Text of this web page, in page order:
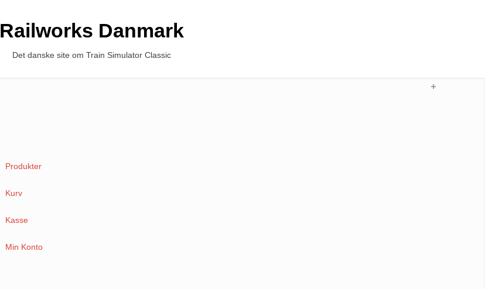
Railworks Danmark
Det danske site om Train Simulator Classic
Produkter
Kurv
Kasse
Min Konto